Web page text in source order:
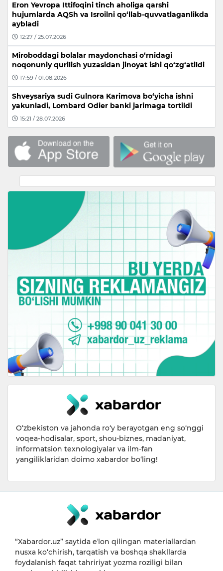
Eron Yevropa Ittifoqini tinch aholiga qarshi
hujumlarda AQSh va Isroilni qo‘llab-quvvatlaganlikda
aybladi
12:27 / 25.07.2026
Miroboddagi bolalar maydonchasi o‘rnidagi
noqonuniy qurilish yuzasidan jinoyat ishi qo‘zg‘atildi
17:59 / 01.08.2026
Shveysariya sudi Gulnora Karimova bo‘yicha ishni
yakunladi, Lombard Odier banki jarimaga tortildi
15:21 / 28.07.2026
O‘zbekiston va jahonda ro‘y berayotgan eng so‘nggi
voqea-hodisalar, sport, shou-biznes, madaniyat,
informatsion texnologiyalar va ilm-fan
yangiliklaridan doimo xabardor bo‘ling!
“Xabardor.uz” saytida eʼlon qilingan materiallardan
nusxa ko‘chirish, tarqatish va boshqa shakllarda
foydalanish faqat tahririyat yozma roziligi bilan